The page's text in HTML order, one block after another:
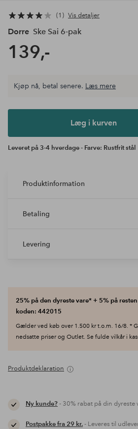
1 Vis detaljer
Dorre Ske Sai 6-pak
139,-
Læg i
Kjøp nå, betal senere. Læs mere
Læg i kurven
Leveret på 3-4 hverdage - Farve: Rustfrit stål
Produktinformation
Betaling
Levering
25% på den dyreste vare* + 5% på
koden: 442015
Gælder ved køb over 1.500 kr t.o.m. 16/8. *
nedsatte priser og Outlet. Se fulde vilkår i
Produktdeklaration
Ny kunde?- 30% rabat på din dyreste
Postpakke fra 29 kr.- Leveres til